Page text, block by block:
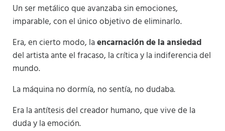
Un ser metálico que avanzaba sin emociones,
imparable, con el único objetivo de eliminarlo.
Era, en cierto modo, laencarnación de la ansiedad
del artista ante el fracaso, la crítica y la indiferencia del
mundo.
La máquina no dormía, no sentía, no dudaba.
Era la antítesis del creador humano, que vive de la
duda y la emoción.